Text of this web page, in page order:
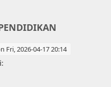
Fri, 2026-04-17 20:14